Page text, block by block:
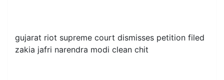
gujarat riot supreme court dismisses petition filed
zakia jafri narendra modi clean chit